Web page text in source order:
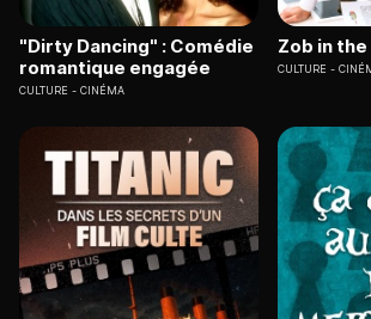
"Dirty Dancing" : Comédie
romantique engagée
CULTURE CINÉMA
Zob in
CULTURE